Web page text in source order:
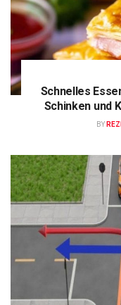
Schnelles
Schinken und
BY